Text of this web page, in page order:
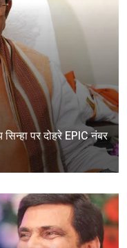
पर दोहरे EPIC नंबर